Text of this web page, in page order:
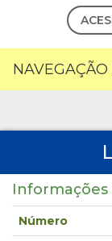
Informações
Número